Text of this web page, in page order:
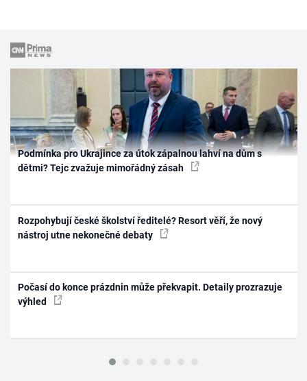
Podmínka pro Ukrajince za útok zápalnou lahví na dům s
dětmi? Tejc zvažuje mimořádný zásah
Rozpohybují české školství ředitelé? Resort věří, že nový
nástroj utne nekonečné debaty
Počasí do konce prázdnin může překvapit. Detaily prozrazuje
výhled